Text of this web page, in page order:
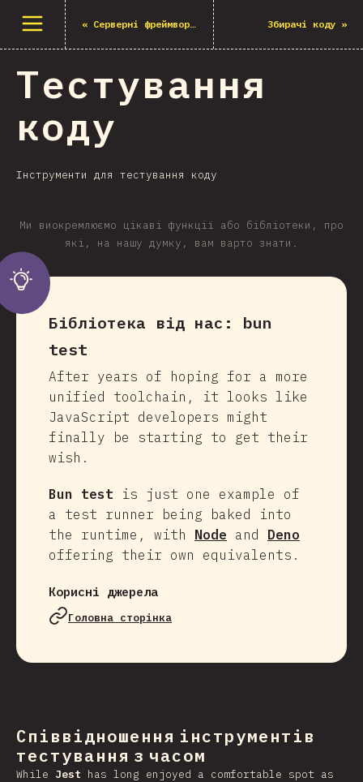
Відкрити меню
« Серверні фреймворки Збирачі коду »
Тестування
коду
Інструменти для тестування коду
Ми виокремлюємо цікаві функції або бібліотеки, про
які, на нашу думку, вам варто знати.
Бібліотека від нас:
bun
test
After years of hoping for a more
unified toolchain, it looks like
JavaScript developers might
finally be starting to get their
wish.
Bun test is just one example of
a test runner being baked into
the runtime, with Node and Deno
offering their own equivalents.
Корисні джерела
Головна сторінка
Співвідношення інструментів
тестування з часом
While Jest has long enjoyed a comfortable spot as